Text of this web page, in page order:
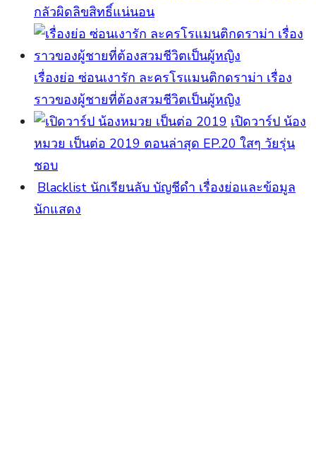
กลัวผิดลิขสิทธิ์แน่นอน
เรื่องย่อ ซ่อนเงารัก ละครโรแมนติกดราม่า เรื่อง
ราวของผู้ชายที่ต้องสวมชีวิตเป็นผู้หญิง
เปิดวาร์ป น้อง
หมวย เป็นต่อ 2019 ตอนล่าสุด EP.20 ใสๆ วัยรุ่น
ชอบ
Blacklist นักเรียนลับ บัญชีดำ เรื่องย่อและข้อมูล
นักแสดง